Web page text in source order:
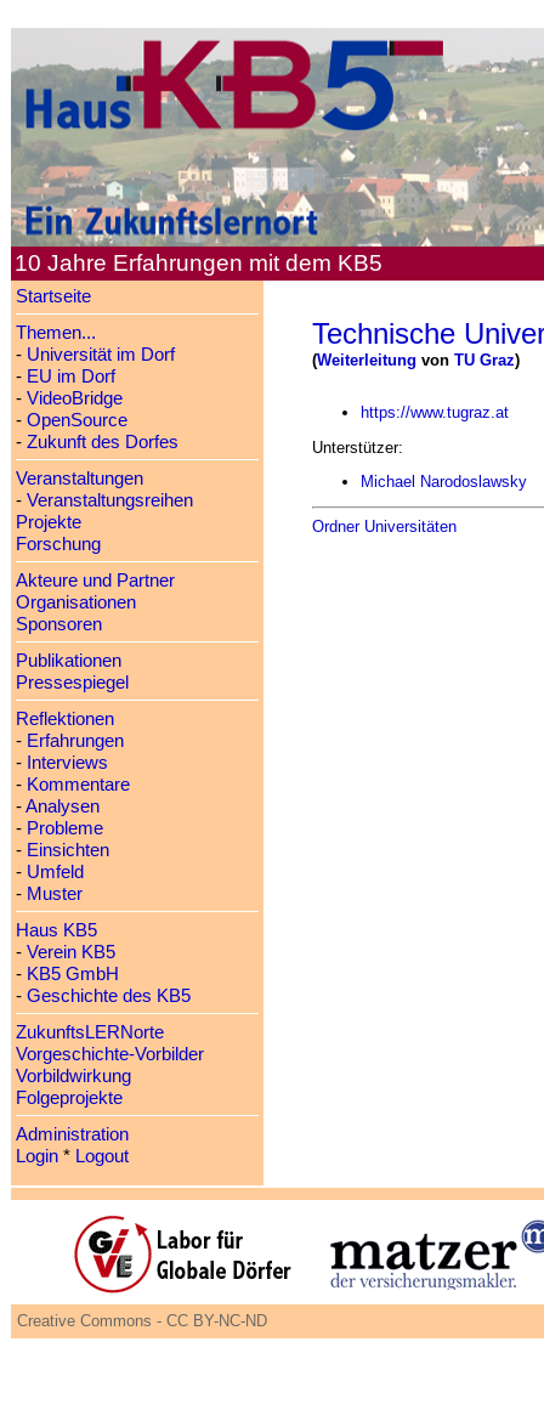
10 Jahre Erfahrungen mit dem KB5
Startseite
Themen...
- Universität im Dorf
- EU im Dorf
- VideoBridge
- OpenSource
- Zukunft des Dorfes
Veranstaltungen
- Veranstaltungsreihen
Projekte
Forschung
Akteure und Partner
Organisationen
Sponsoren
Publikationen
Pressespiegel
Reflektionen
- Erfahrungen
- Interviews
- Kommentare
-Analysen
- Probleme
- Einsichten
- Umfeld
- Muster
Haus KB5
- Verein KB5
- KB5 GmbH
- Geschichte des KB5
ZukunftsLERNorte
Vorgeschichte-Vorbilder
Vorbildwirkung
Folgeprojekte
Administration
Login* Logout
Technische
(Weiterleitung von TU Graz)
https://www.tugraz.at
Unterstützer:
Michael Narodoslawsky
Ordner Universitäten
Creative Commons - CC BY-NC-ND